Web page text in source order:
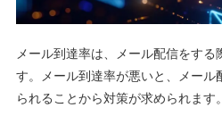
メール到達率は、メール配信をす
す。メール到達率が悪いと、メール
られることから対策が求められます。